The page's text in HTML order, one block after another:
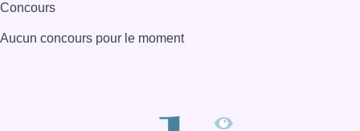
Concours
Aucun concours pour le moment